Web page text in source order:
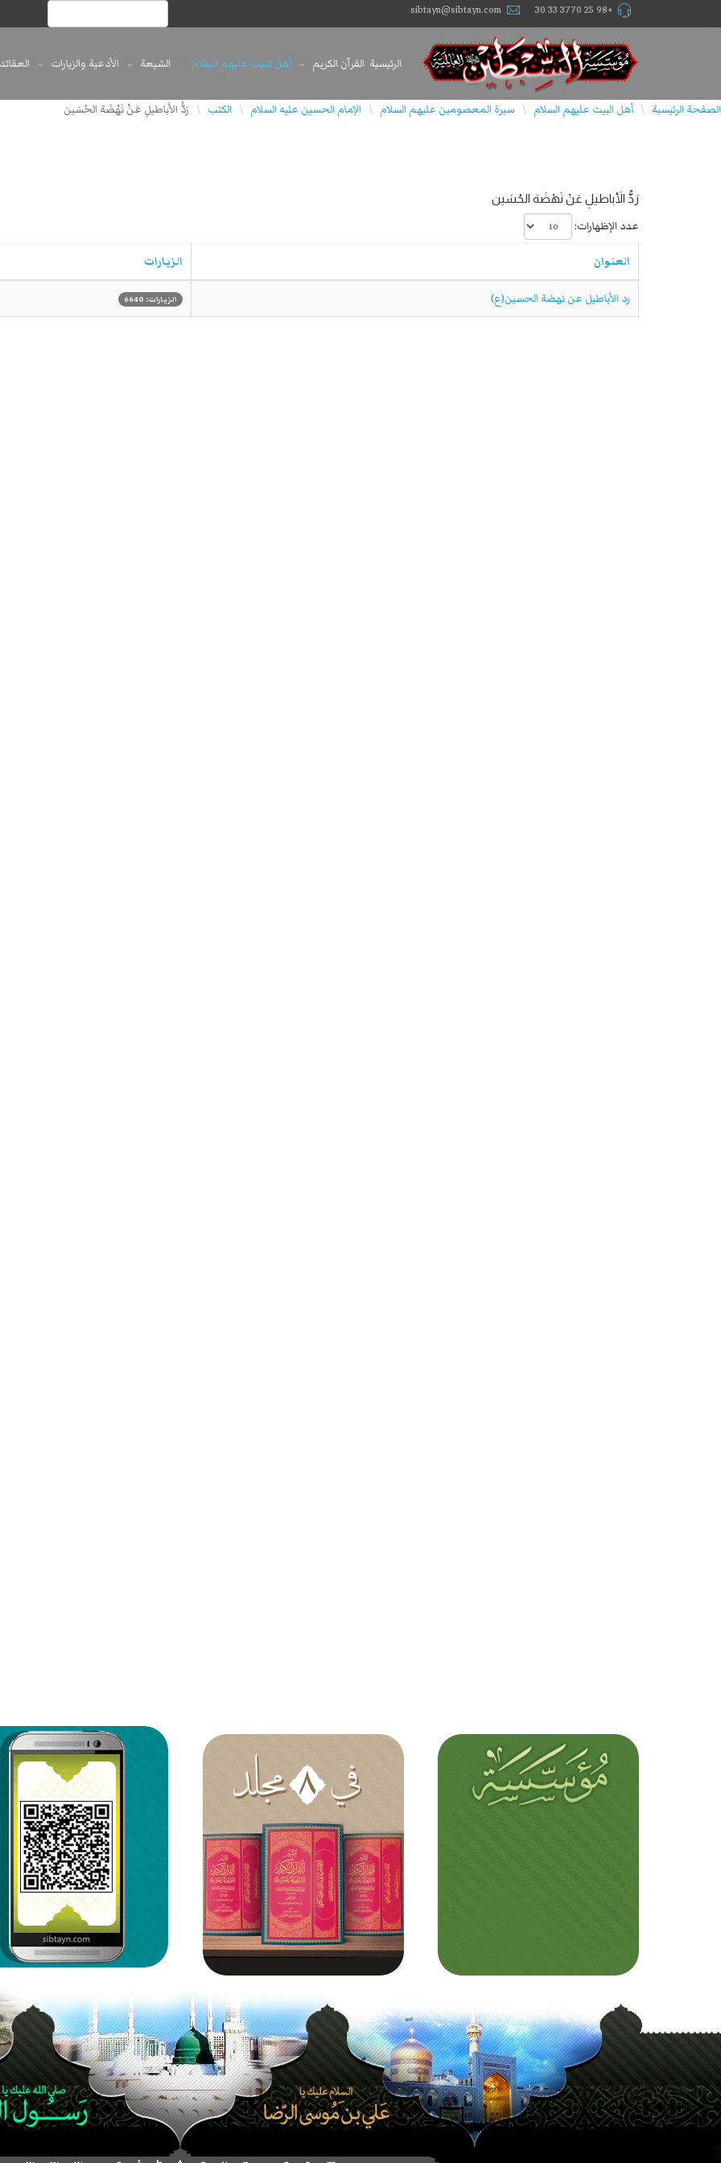
+98 25 3770 33 30
sibtayn@sibtayn.com
الرئيسية القرآن الكريم أهل البيت عليهم السلام الشيعة الأدعية والزيارات العقائد
الصفحة الرئيسية \ أهل البيت عليهم السلام \ سيرة المعصومين عليهم السلام \ الإمام الحسين عليه السلام \ الكتب \ رَدُّ الأَباطيلِ عَنْ نَهْضَة الحُسَين
رَدُّ الأَباطيلِ عَنْ نَهْضَة الحُسَين
عدد الإظهارات:
العنوان الزيارات
رد الأباطيل عن نهضة الحسين(ع) الزيارات: 6640